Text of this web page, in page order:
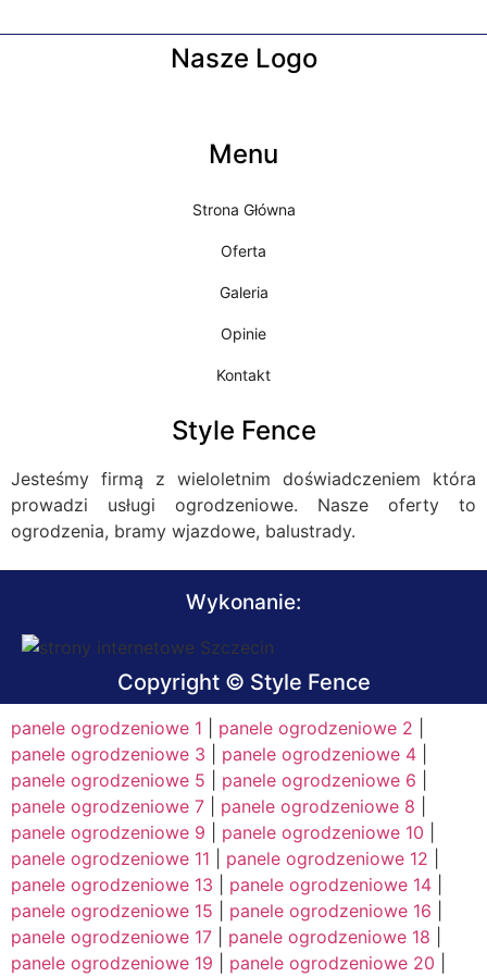
Nasze Logo
Menu
Strona Główna
Oferta
Galeria
Opinie
Kontakt
Style Fence
Jesteśmy firmą z wieloletnim doświadczeniem która
prowadzi usługi ogrodzeniowe. Nasze oferty to
ogrodzenia, bramy wjazdowe, balustrady.
Wykonanie:
Copyright © Style Fence
panele ogrodzeniowe 1 panele ogrodzeniowe 2
panele ogrodzeniowe 3
panele ogrodzeniowe 4
panele ogrodzeniowe 5
panele ogrodzeniowe 6
panele ogrodzeniowe 7
panele ogrodzeniowe 8
panele ogrodzeniowe 9
panele ogrodzeniowe 10
panele ogrodzeniowe 11
panele ogrodzeniowe 12
panele ogrodzeniowe 13
panele ogrodzeniowe 14
panele ogrodzeniowe 15
panele ogrodzeniowe 16
panele ogrodzeniowe 17
panele ogrodzeniowe 18
panele ogrodzeniowe 19
panele ogrodzeniowe 20